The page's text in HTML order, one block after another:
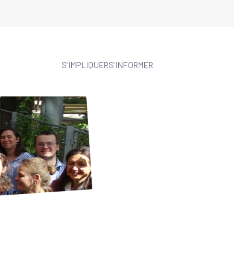
S'IMPLIQUERS'INFORMER